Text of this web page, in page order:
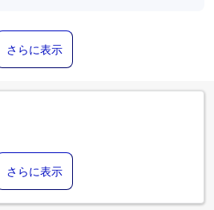
さらに表示
さらに表示